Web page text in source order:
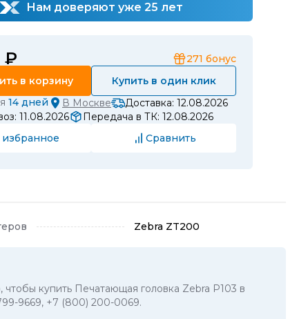
Нам доверяют уже 25 лет
₽ 271 бонус
в корзину
Купить в один клик
14 дней В Москве
Доставка: 12.08.2026
11.08.2026
Передача в ТК: 12.08.2026
Сравнить
Zebra ZT200
купить Печатающая головка Zebra P103 в
9669, +7 (800) 200-0069.